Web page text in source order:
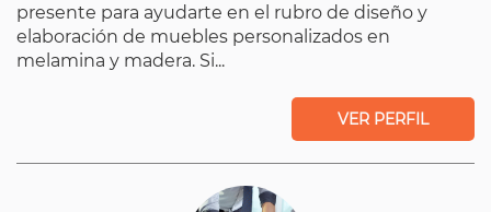
presente para ayudarte en el rubro de diseño y
elaboración de muebles personalizados en
melamina y madera. Si...
VER PERFIL